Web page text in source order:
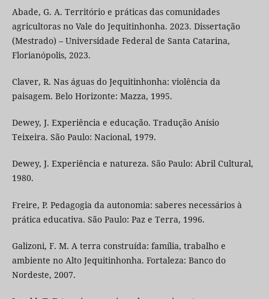
Abade, G. A. Território e práticas das comunidades
agricultoras no Vale do Jequitinhonha. 2023. Dissertação
(Mestrado) – Universidade Federal de Santa Catarina,
Florianópolis, 2023.
Claver, R. Nas águas do Jequitinhonha: violência da
paisagem. Belo Horizonte: Mazza, 1995.
Dewey, J. Experiência e educação. Tradução Anísio
Teixeira. São Paulo: Nacional, 1979.
Dewey, J. Experiência e natureza. São Paulo: Abril Cultural,
1980.
Freire, P. Pedagogia da autonomia: saberes necessários à
prática educativa. São Paulo: Paz e Terra, 1996.
Galizoni, F. M. A terra construída: família, trabalho e
ambiente no Alto Jequitinhonha. Fortaleza: Banco do
Nordeste, 2007.